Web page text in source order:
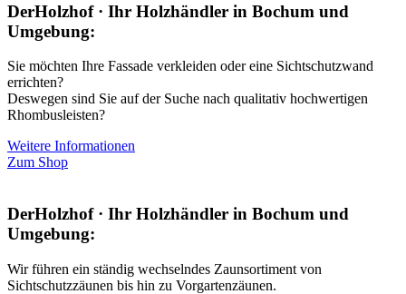
DerHolzhof · Ihr Holzhändler in Bochum und
Umgebung:
Sie möchten Ihre Fassade verkleiden oder eine Sichtschutzwand
errichten?
Deswegen sind Sie auf der Suche nach qualitativ hochwertigen
Rhombusleisten?
Weitere Informationen
Zum Shop
DerHolzhof · Ihr Holzhändler in Bochum und
Umgebung:
Wir führen ein ständig wechselndes Zaunsortiment von
Sichtschutzzäunen bis hin zu Vorgartenzäunen.